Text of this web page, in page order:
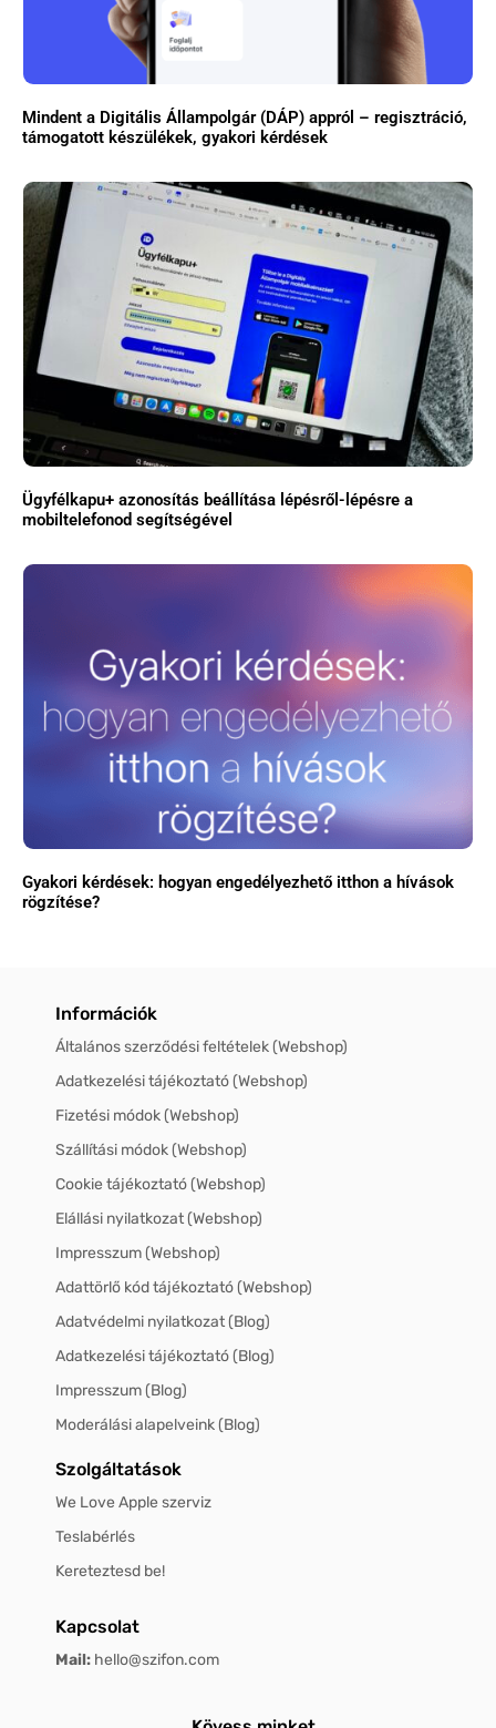
Mindent a Digitális Állampolgár (DÁP) appról – regisztráció,
támogatott készülékek, gyakori kérdések
Ügyfélkapu+ azonosítás beállítása lépésről-lépésre a
mobiltelefonod segítségével
Gyakori kérdések: hogyan engedélyezhető itthon a hívások
rögzítése?
Információk
Általános szerződési feltételek (Webshop)
Adatkezelési tájékoztató (Webshop)
Fizetési módok (Webshop)
Szállítási módok (Webshop)
Cookie tájékoztató (Webshop)
Elállási nyilatkozat (Webshop)
Impresszum (Webshop)
Adattörlő kód tájékoztató (Webshop)
Adatvédelmi nyilatkozat (Blog)
Adatkezelési tájékoztató (Blog)
Impresszum (Blog)
Moderálási alapelveink (Blog)
Szolgáltatások
We Love Apple szerviz
Teslabérlés
Kereteztesd be!
Kapcsolat
Mail: hello@szifon.com